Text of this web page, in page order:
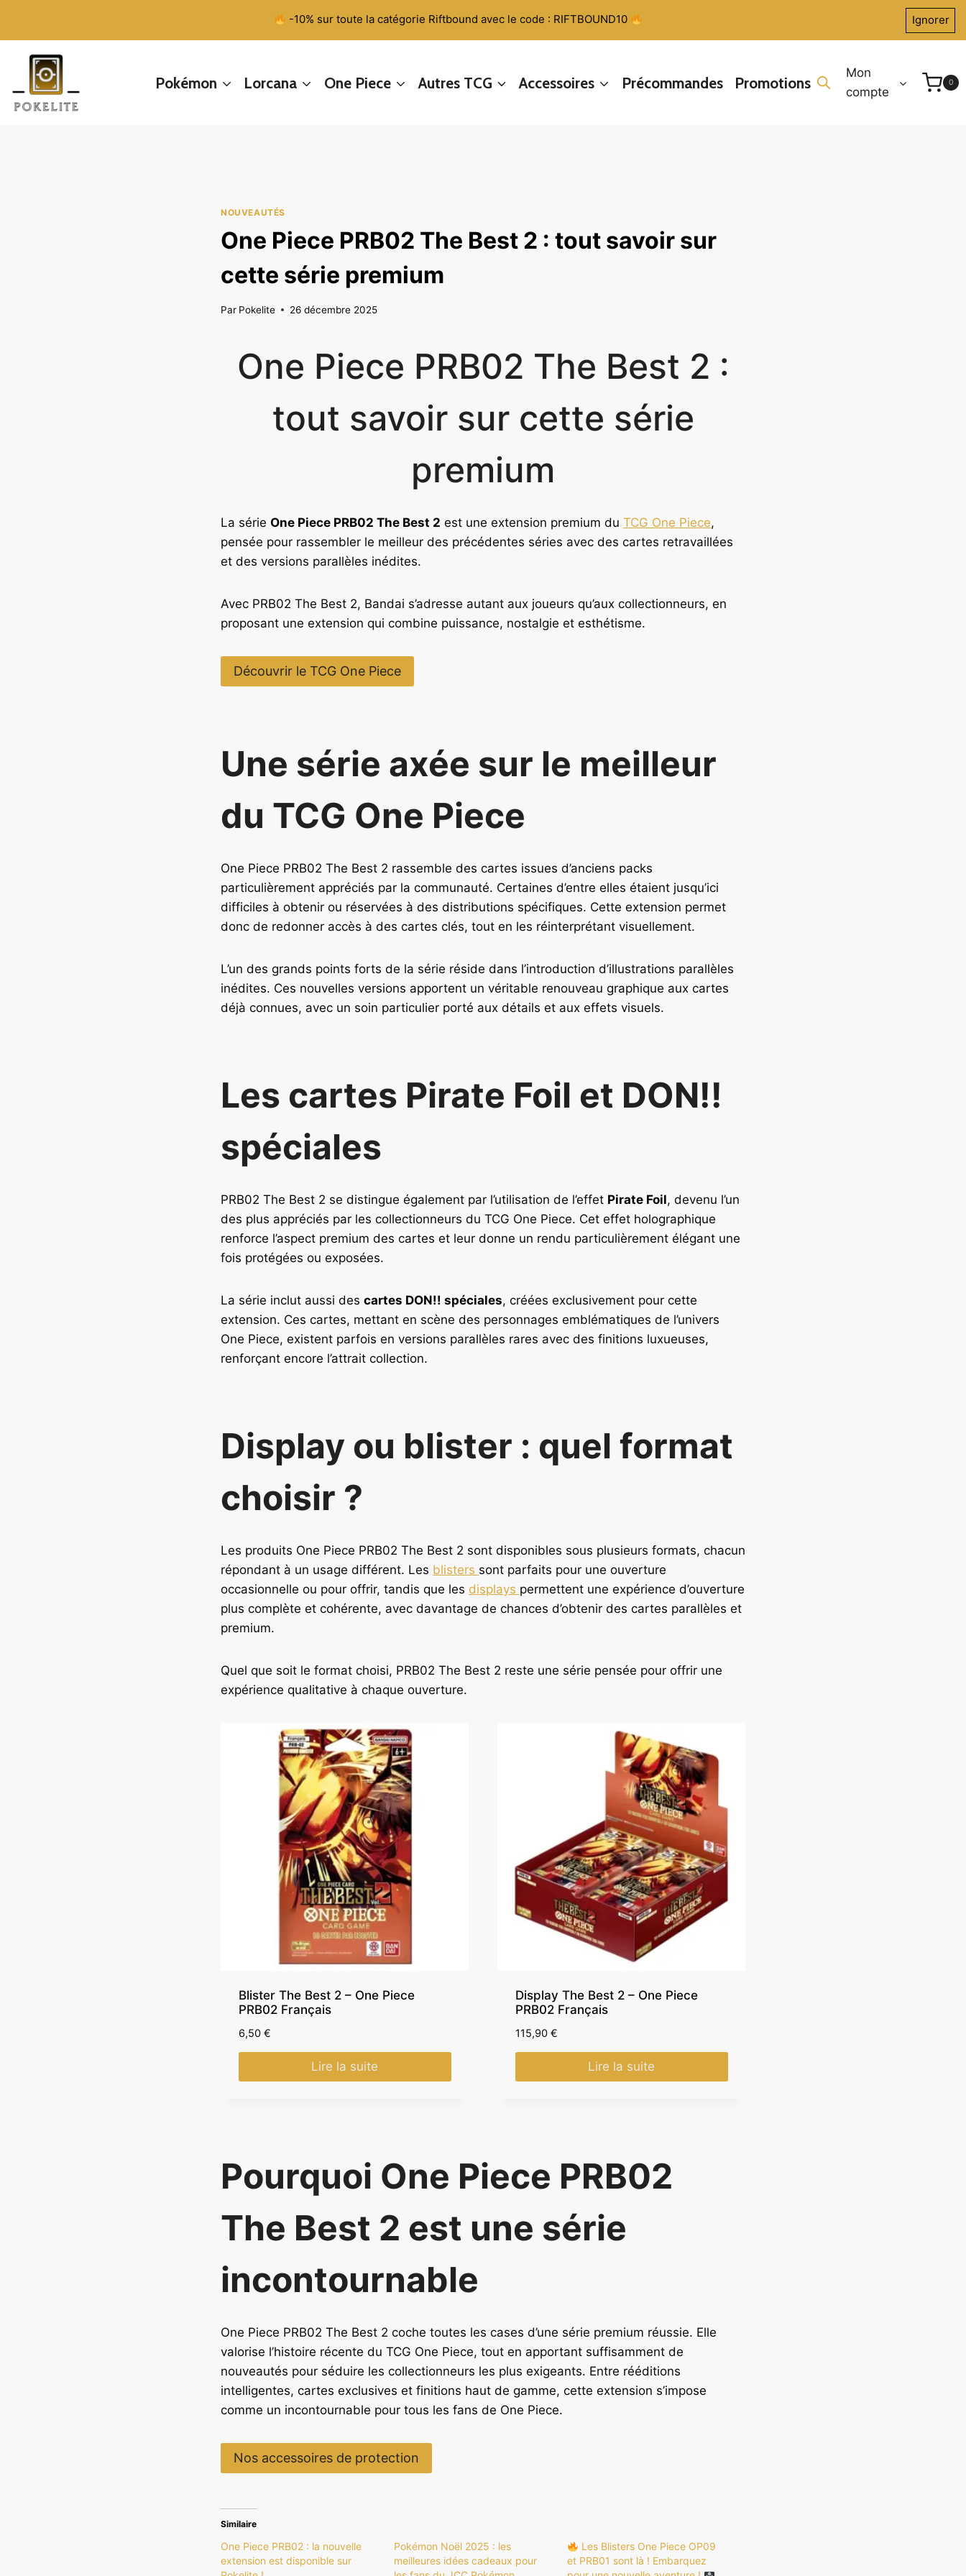
-10% sur toute la catégorie Riftbound avec le code : RIFTBOUND10 Ignorer
Pokémon Lorcana One Piece Autres TCG Accessoires Précommandes Promotions
Mon
compte
0
NOUVEAUTÉS
One Piece PRB02 The Best 2 : tout savoir sur
cette série premium
Par Pokelite 26 décembre 2025
One Piece PRB02 The Best 2 :
tout savoir sur cette série
premium
La série One Piece PRB02 The Best 2 est une extension premium du TCG One Piece,
pensée pour rassembler le meilleur des précédentes séries avec des cartes retravaillées
et des versions parallèles inédites.
Avec PRB02 The Best 2, Bandai s’adresse autant aux joueurs qu’aux collectionneurs, en
proposant une extension qui combine puissance, nostalgie et esthétisme.
Découvrir le TCG One Piece
Une série axée sur le meilleur
du TCG One Piece
One Piece PRB02 The Best 2 rassemble des cartes issues d’anciens packs
particulièrement appréciés par la communauté. Certaines d’entre elles étaient jusqu’ici
difficiles à obtenir ou réservées à des distributions spécifiques. Cette extension permet
donc de redonner accès à des cartes clés, tout en les réinterprétant visuellement.
L’un des grands points forts de la série réside dans l’introduction d’illustrations parallèles
inédites. Ces nouvelles versions apportent un véritable renouveau graphique aux cartes
déjà connues, avec un soin particulier porté aux détails et aux effets visuels.
Les cartes Pirate Foil et DON!!
spéciales
PRB02 The Best 2 se distingue également par l’utilisation de l’effet Pirate Foil, devenu l’un
des plus appréciés par les collectionneurs du TCG One Piece. Cet effet holographique
renforce l’aspect premium des cartes et leur donne un rendu particulièrement élégant une
fois protégées ou exposées.
La série inclut aussi des cartes DON!! spéciales, créées exclusivement pour cette
extension. Ces cartes, mettant en scène des personnages emblématiques de l’univers
One Piece, existent parfois en versions parallèles rares avec des finitions luxueuses,
renforçant encore l’attrait collection.
Display ou blister : quel format
choisir ?
Les produits One Piece PRB02 The Best 2 sont disponibles sous plusieurs formats, chacun
répondant à un usage différent. Les blisters sont parfaits pour une ouverture
occasionnelle ou pour offrir, tandis que les displays permettent une expérience d’ouverture
plus complète et cohérente, avec davantage de chances d’obtenir des cartes parallèles et
premium.
Quel que soit le format choisi, PRB02 The Best 2 reste une série pensée pour offrir une
expérience qualitative à chaque ouverture.
Blister The Best 2 – One Piece
PRB02 Français
6,50 €
Lire la suite
Display The Best 2 – One Piece
PRB02 Français
115,90 €
Lire la suite
Pourquoi One Piece PRB02
The Best 2 est une série
incontournable
One Piece PRB02 The Best 2 coche toutes les cases d’une série premium réussie. Elle
valorise l’histoire récente du TCG One Piece, tout en apportant suffisamment de
nouveautés pour séduire les collectionneurs les plus exigeants. Entre rééditions
intelligentes, cartes exclusives et finitions haut de gamme, cette extension s’impose
comme un incontournable pour tous les fans de One Piece.
Nos accessoires de protection
Similaire
One Piece PRB02 : la nouvelle
extension est disponible sur
Pokémon Noël 2025 : les
meilleures idées cadeaux pour
Les Blisters One Piece OP09
et PRB01 sont là ! Embarquez